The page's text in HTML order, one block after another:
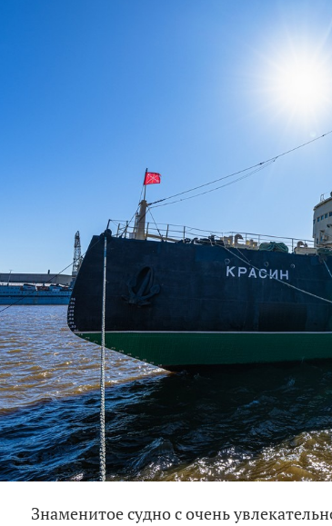
Знаменитое судно с очень